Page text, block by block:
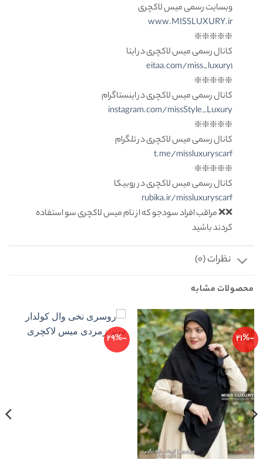
وبسایت رسمی میس لاکچری
www.MISSLUXURY.ir
❇️❇️❇️❇️❇️
کانال رسمی میس لاکچری در ایتا
eitaa.com/miss_luxury1
❇️❇️❇️❇️❇️
کانال رسمی میس لاکچری در اینستاگرام
instagram.com/missStyle_Luxury
❇️❇️❇️❇️❇️
کانال رسمی میس لاکچری در تلگرام
t.me/missluxuryscarf
❇️❇️❇️❇️❇️
کانال رسمی میس لاکچری در روبیکا
rubika.ir/missluxuryscarf
❌❌ مراقب افراد سودجو که از نام میس لاکچری سو استفاده
کردند باشید
نظرات (0)
محصولات مشابه
-21%
-29%